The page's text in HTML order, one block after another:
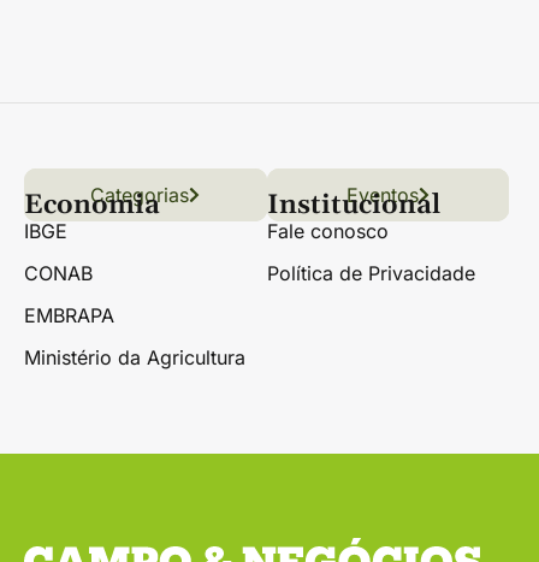
Links úteis
Conteúdo Grãos
Florestas Hortifrúti
Categorias Eventos
Economia
IBGE
CONAB
EMBRAPA
Ministério da Agricultura
Institucional
Fale conosco
Política de Privacidade